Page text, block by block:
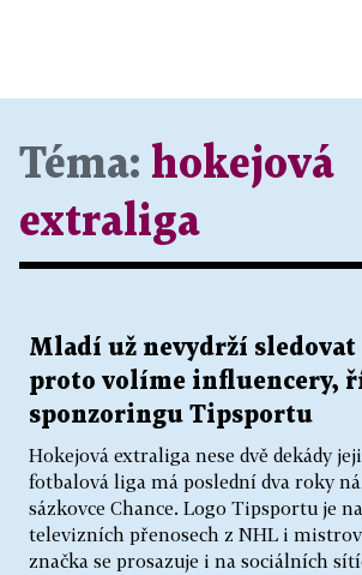
Téma: hokejová
extraliga
Mladí už nevydrží sledovat
proto volíme influencery,
sponzoringu Tipsportu
Hokejová extraliga nese dvě dekády
fotbalová liga má poslední dva roky
sázkovce Chance. Logo Tipsportu je
televizních přenosech z NHL i
značka se prosazuje i na sociálních